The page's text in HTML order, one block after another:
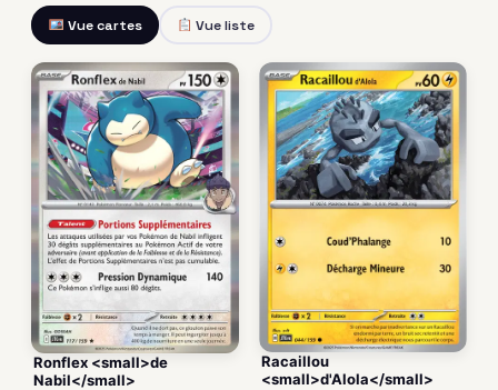
Vue cartes Vue liste
Ronflex <small>de
Nabil</small>
Racaillou
<small>d'Alola</small>